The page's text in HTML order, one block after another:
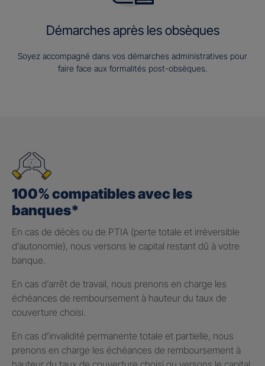
Démarches après les obsèques
Soyez accompagné dans vos démarches administratives pour
faire face aux formalités post-obsèques.
100% compatibles avec les
banques*
En cas de décès ou de PTIA (perte totale et irréversible
d’autonomie), nous versons le capital restant dû à votre
banque.
En cas d’arrêt de travail, nous prenons en charge les
échéances de remboursement à hauteur du taux de
couverture choisi.
En cas d’invalidité permanente totale et partielle, nous
prenons en charge les échéances de remboursement à